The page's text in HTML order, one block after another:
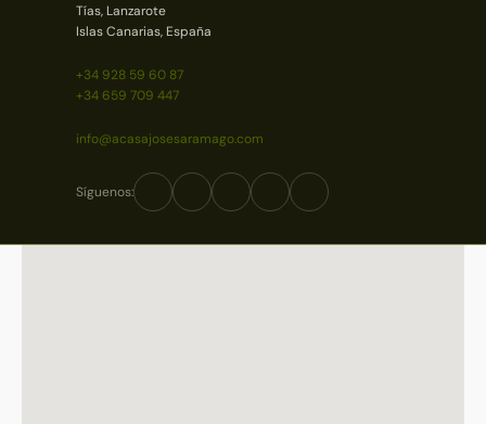
Tías, Lanzarote
Islas Canarias, España
+34 928 59 60 87
+34 659 709 447
info@acasajosesaramago.com
Síguenos: